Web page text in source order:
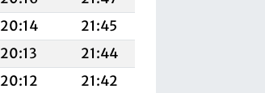
20:14
21:45
20:13
21:44
20:12
21:42